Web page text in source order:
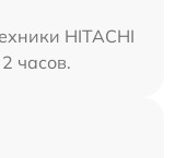
HITACHI
часов.